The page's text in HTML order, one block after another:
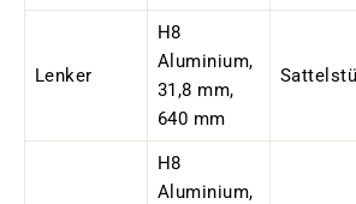
Lenker
H8
Aluminium,
31,8 mm,
640 mm
H8
Aluminium,